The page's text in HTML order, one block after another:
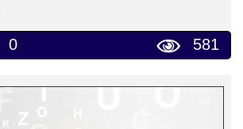
0 581